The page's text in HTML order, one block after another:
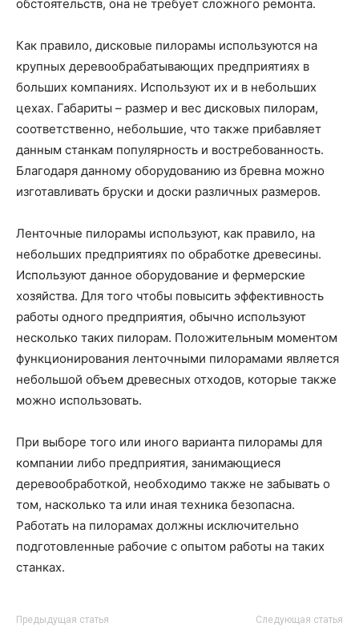
обстоятельств, она не требует сложного ремонта.
Как правило, дисковые пилорамы используются на
крупных деревообрабатывающих предприятиях в
больших компаниях. Используют их и в небольших
цехах. Габариты – размер и вес дисковых пилорам,
соответственно, небольшие, что также прибавляет
данным станкам популярность и востребованность.
Благодаря данному оборудованию из бревна можно
изготавливать бруски и доски различных размеров.
Ленточные пилорамы используют, как правило, на
небольших предприятиях по обработке древесины.
Используют данное оборудование и фермерские
хозяйства. Для того чтобы повысить эффективность
работы одного предприятия, обычно используют
несколько таких пилорам. Положительным моментом
функционирования ленточными пилорамами является
небольшой объем древесных отходов, которые также
можно использовать.
При выборе того или иного варианта пилорамы для
компании либо предприятия, занимающиеся
деревообработкой, необходимо также не забывать о
том, насколько та или иная техника безопасна.
Работать на пилорамах должны исключительно
подготовленные рабочие с опытом работы на таких
станках.
Предыдущая статья Следующая статья